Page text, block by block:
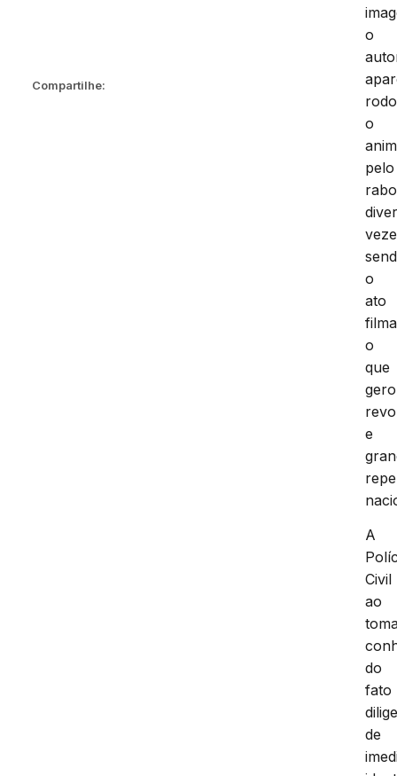
Compartilhe:
o
o
pelo
rabo
o
ato
o
que
e
A
Civil
ao
do
fato
de